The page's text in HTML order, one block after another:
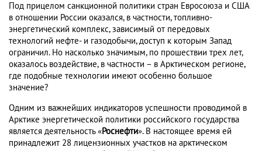
Под прицелом санкционной политики стран Евросоюза и США
в отношении России оказался, в частности, топливно-
энергетический комплекс, зависимый от передовых
технологий нефте- и газодобычи, доступ к которым Запад
ограничил. Но насколько значимым, по прошествии трех лет,
оказалось воздействие, в частности – в Арктическом регионе,
где подобные технологии имеют особенно большое
значение?
Одним из важнейших индикаторов успешности проводимой в
Арктике энергетической политики российского государства
является деятельность «Роснефти». В настоящее время ей
принадлежит 28 лицензионных участков на арктическом